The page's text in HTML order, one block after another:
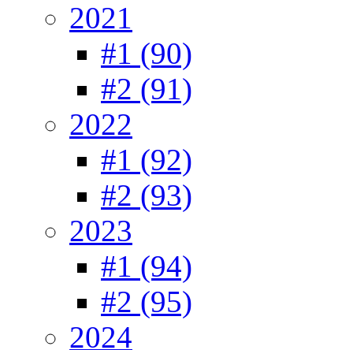
2021
#1 (90)
#2 (91)
2022
#1 (92)
#2 (93)
2023
#1 (94)
#2 (95)
2024